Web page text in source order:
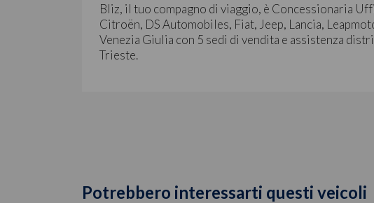
Bliz, il tuo compagno di viaggio, è Concessionaria
Citroën, DS Automobiles, Fiat, Jeep, Lancia,
Venezia Giulia con 5 sedi di vendita e assistenza
Trieste.
Potrebbero interessarti questi veicoli